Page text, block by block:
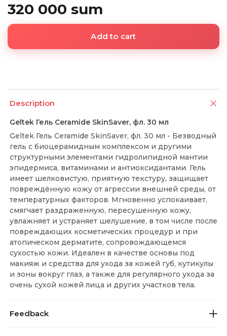
320 000 sum
Add to cart
Description
Geltek Гель Ceramide SkinSaver, фл. 30 мл
Geltek Гель Ceramide SkinSaver, фл. 30 мл - Безводный
гель с биоцерамидным комплексом и другими
структурными элементами гидролипидной мантии
эпидермиса, витаминами и антиоксидантами. Гель
имеет шелковистую, приятную текстуру, защищает
повреждённую кожу от агрессии внешней среды, от
температурных факторов. Мгновенно успокаивает,
смягчает раздраженную, пересушенную кожу,
увлажняет и устраняет шелушение, в том числе после
повреждающих косметических процедур и при
атопическом дерматите, сопровождающемся
сухостью кожи. Идеален в качестве основы под
макияж и средства для ухода за кожей губ, кутикулы
и зоны вокруг глаз, а также для регулярного ухода за
очень сухой кожей лица и других участков тела.
Feedback